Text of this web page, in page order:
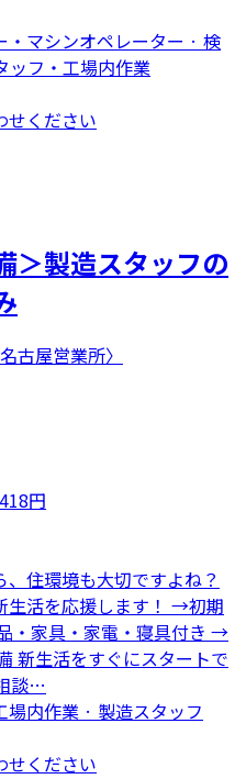
・マシンオペレーター · 検
ッフ・工場内作業
せください
＞製造スタッフの
古屋営業所〉
円
、住環境も大切ですよね？
活を応援します！ →初期
・家具・家電・寝具付き →
新生活をすぐにスタートで
談…
内作業 · 製造スタッフ
せください